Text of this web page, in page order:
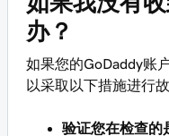
办？
如果您的GoDaddy账
以采取以下措施进行
验证您在检查的